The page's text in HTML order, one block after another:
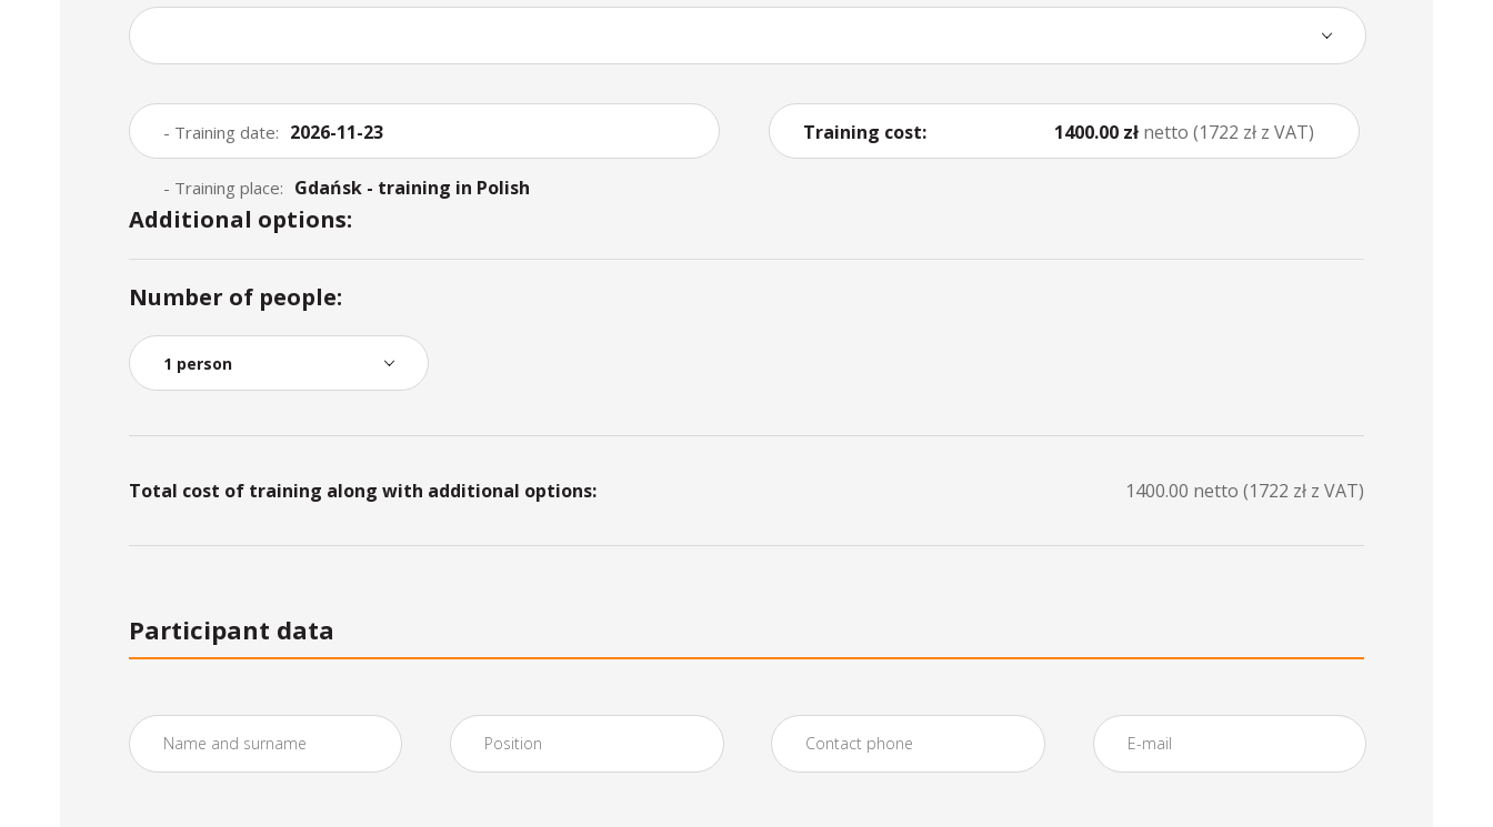
- Training date: 2026-11-23
- Training place: Gdańsk - training in Polish
Training cost: 1400.00 zł netto (1722 zł z VAT)
Additional options:
Number of people:
Total cost of training along with additional options: 1400.00 netto (1722 zł z VAT)
Participant data